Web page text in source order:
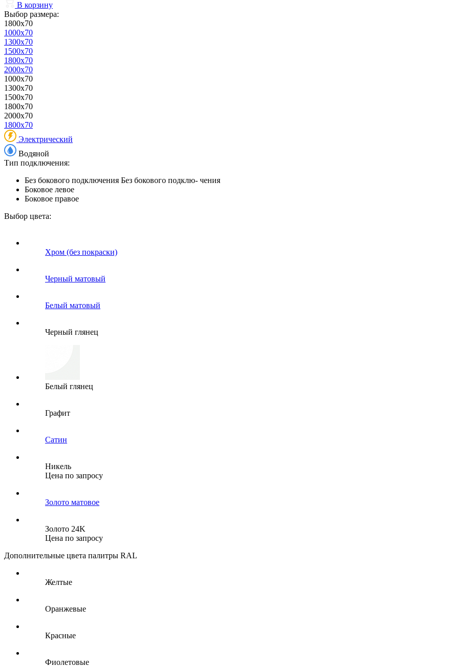
В корзину
Выбор размера:
1800x70
1000x70
1300x70
1500x70
1800x70
2000x70
1000x70
1300x70
1500x70
1800x70
2000x70
1800x70
Электрический
Водяной
Тип подключения:
Без бокового подключения Без бокового подклю- чения
Боковое левое
Боковое правое
Выбор цвета:
Хром (без покраски)
Черный матовый
Белый матовый
Черный глянец
Белый глянец
Графит
Сатин
Никель
Цена по запросу
Золото матовое
Золото 24K
Цена по запросу
Дополнительные цвета палитры RAL
Желтые
Оранжевые
Красные
Фиолетовые